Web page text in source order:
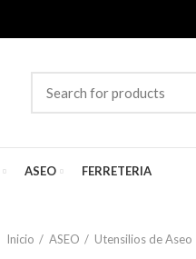
ASEO FERRETERIA
Inicio
ASEO Utensilios de Aseo